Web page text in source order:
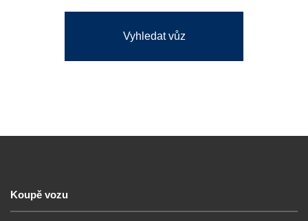
Vyhledat vůz
Koupě vozu